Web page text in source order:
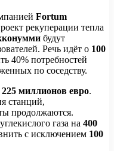
Fortum
рекуперации тепла
будут
Речь идёт о 100
40% потребностей
по соседству.
225 миллионов евро.
станций,
продолжаются.
газа на 400
с исключением 100